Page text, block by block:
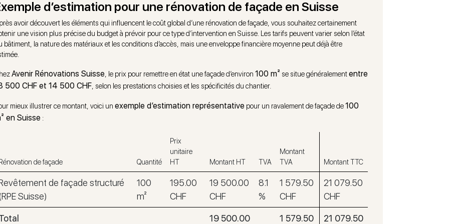
d’estimation pour une rénovation de façade en Suisse
avoir découvert les éléments qui influencent le coût global d’une rénovation de façade, vous souhaitez certainement
une vision plus précise du budget à prévoir pour ce type d’intervention en Suisse. Les tarifs peuvent varier selon l’état
bâtiment, la nature des matériaux et les conditions d’accès, mais une enveloppe financière moyenne peut déjà être
Avenir Rénovations Suisse, le prix pour remettre en état une façade d’environ 100 m² se situe généralemententre
500 CHF et 14 500 CHF, selon les prestations choisies et les spécificités du chantier.
mieux illustrer ce montant, voici un exemple d’estimation représentative pour un ravalement de façade de100
en Suisse :
Rénovation de façade Quantité
Prix
unitaire
HT
Montant HT TVA
Montant
TVA
Montant TTC
de façade structuré
Suisse)
100
m²
195.00
CHF
19 500.00
CHF
8.1
%
1 579.50
CHF
21 079.50
CHF
19 500.00 1 579.50 21 079.50